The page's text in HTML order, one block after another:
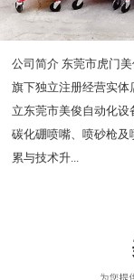
公司简介 东莞市虎门
旗下独立注册经营实
立东莞市美俊自动化
碳化硼喷嘴、喷砂枪
累与技术升...